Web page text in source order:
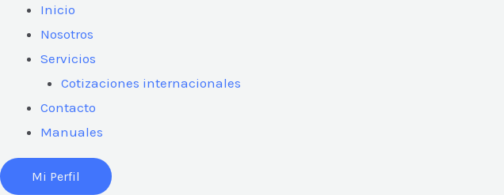
Inicio
Nosotros
Servicios
Cotizaciones internacionales
Contacto
Manuales
Mi Perfil